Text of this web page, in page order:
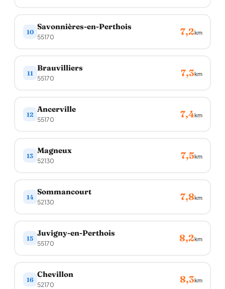
10
Savonnières-en-Perthois
55170 7,2km
11
Brauvilliers
55170 7,3km
12
Ancerville
55170 7,4km
13
Magneux
52130 7,5km
14
Sommancourt
52130 7,8km
15
Juvigny-en-Perthois
55170 8,2km
16
Chevillon
52170 8,3km